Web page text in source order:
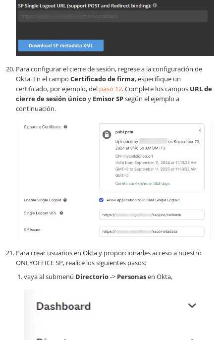
Para configurar el cierre de sesión, regrese a la configuración de
Okta. En el campo Certificado de firma, especifique un
certificado, por ejemplo, del paso 12. Complete los campos URL de
cierre de sesión únicoy Emisor SPsegún el ejemplo a
continuación.
Para crear usuarios en Okta y proporcionarles acceso a nuestro
ONLYOFFICE SP, realice los siguientes pasos:
vaya al submenú Directorio-> Personasen Okta,